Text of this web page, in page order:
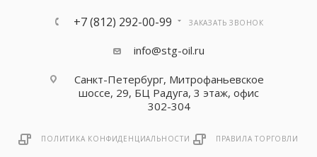
+7 (812) 292-00-99 ЗАКАЗАТЬ ЗВОНОК
info@stg-oil.ru
Санкт-Петербург, Митрофаньевское
шоссе, 29, БЦ Радуга, 3 этаж, офис
302-304
ПОЛИТИКА КОНФИДЕНЦИАЛЬНОСТИ ПРАВИЛА ТОРГОВЛИ